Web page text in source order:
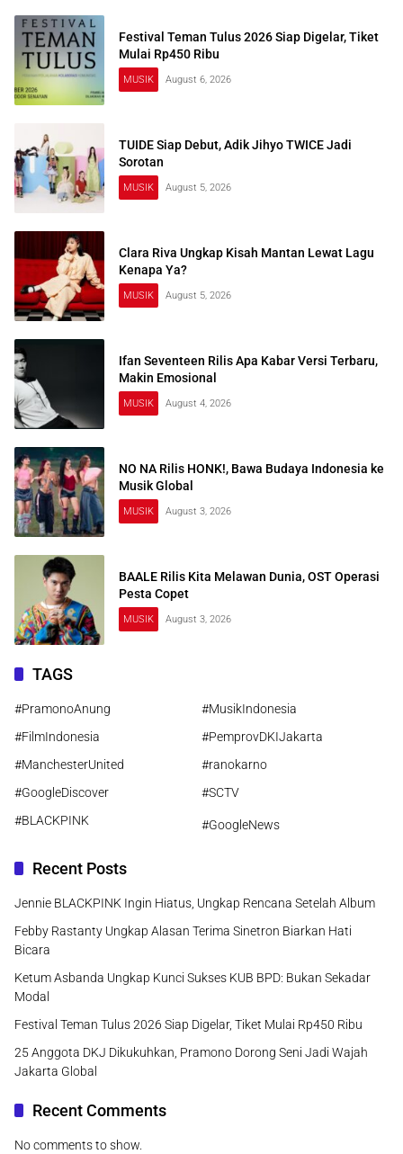
Festival Teman Tulus 2026 Siap Digelar, Tiket
Mulai Rp450 Ribu
MUSIK August 6, 2026
TUIDE Siap Debut, Adik Jihyo TWICE Jadi
Sorotan
MUSIK August 5, 2026
Clara Riva Ungkap Kisah Mantan Lewat Lagu
Kenapa Ya?
MUSIK August 5, 2026
Ifan Seventeen Rilis Apa Kabar Versi Terbaru,
Makin Emosional
MUSIK August 4, 2026
NO NA Rilis HONK!, Bawa Budaya Indonesia ke
Musik Global
MUSIK August 3, 2026
BAALE Rilis Kita Melawan Dunia, OST Operasi
Pesta Copet
MUSIK August 3, 2026
TAGS
#PramonoAnung
#MusikIndonesia
#FilmIndonesia
#PemprovDKIJakarta
#ManchesterUnited
#ranokarno
#GoogleDiscover
#SCTV
#BLACKPINK
#GoogleNews
Recent Posts
Jennie BLACKPINK Ingin Hiatus, Ungkap Rencana Setelah Album
Febby Rastanty Ungkap Alasan Terima Sinetron Biarkan Hati
Bicara
Ketum Asbanda Ungkap Kunci Sukses KUB BPD: Bukan Sekadar
Modal
Festival Teman Tulus 2026 Siap Digelar, Tiket Mulai Rp450 Ribu
25 Anggota DKJ Dikukuhkan, Pramono Dorong Seni Jadi Wajah
Jakarta Global
Recent Comments
No comments to show.